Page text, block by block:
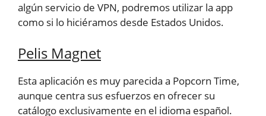
algún servicio de VPN, podremos utilizar la app
como si lo hiciéramos desde Estados Unidos.
Pelis Magnet
Esta aplicación es muy parecida a Popcorn Time,
aunque centra sus esfuerzos en ofrecer su
catálogo exclusivamente en el idioma español.